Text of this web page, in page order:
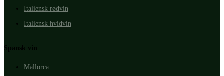
Italiensk rødvin
Italiensk hvidvin
Spansk vin
Mallorca